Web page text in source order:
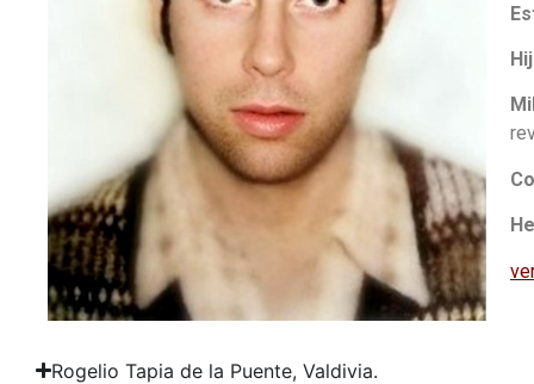
Rogelio Tapia de la Puente, Valdivia.